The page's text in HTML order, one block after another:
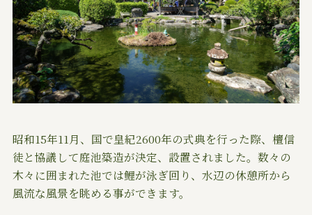
昭和15年11月、国で皇紀2600年の式典を行った際、檀信
徒と協議して庭池築造が決定、設置されました。数々の
木々に囲まれた池では鯉が泳ぎ回り、水辺の休憩所から
風流な風景を眺める事ができます。